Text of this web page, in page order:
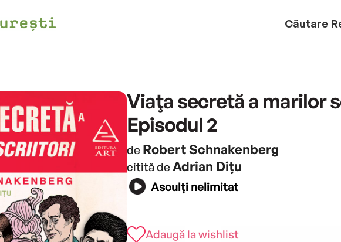
Căutare
Viaţa secretă a marilor
Episodul 2
de Robert Schnakenberg
citită de Adrian Dițu
Asculți nelimitat
Adaugă la wishlist